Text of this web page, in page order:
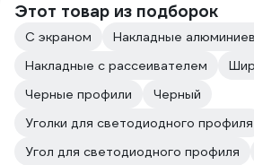
Этот товар из подборок
С экраном
Накладные
Накладные с рассеивателем
Черные профили
Черный
Уголки для светодиодного профиля
Угол для светодиодного профиля